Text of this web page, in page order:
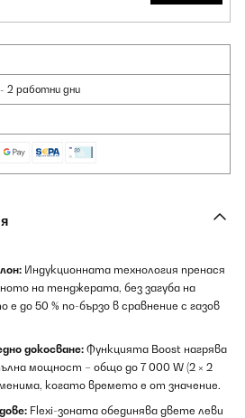
2 работни дни
Индукционната технология пренася
на тенджерата, без загуба на
до 50 % по-бързо в сравнение с газов
докосване: Функцията Boost нагрява
мощност – общо до 7 000 W (2 × 2
когато времето е от значение.
Flexi-зоната обединява двете леви